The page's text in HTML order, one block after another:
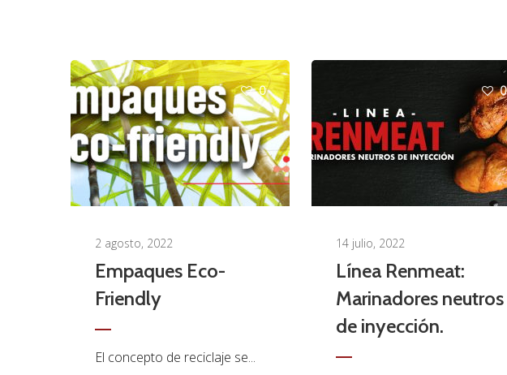
0
2 agosto, 2022
Empaques Eco-
Friendly
El concepto de reciclaje se...
0
14 julio, 2022
Línea Renmeat:
Marinadores neutros
de inyección.